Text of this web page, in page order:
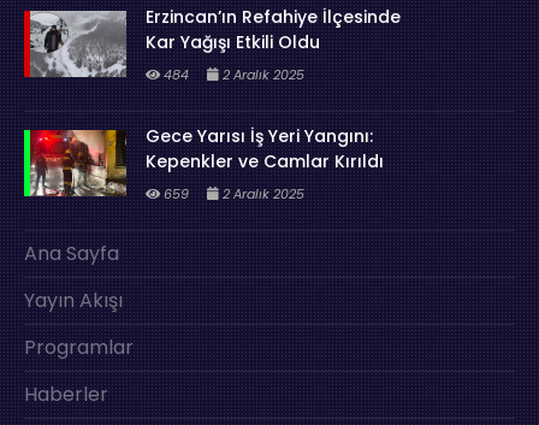
Erzincan’ın Refahiye İlçesinde
Kar Yağışı Etkili Oldu
484 2 Aralık 2025
Gece Yarısı İş Yeri Yangını:
Kepenkler ve Camlar Kırıldı
659 2 Aralık 2025
Ana Sayfa
Yayın Akışı
Programlar
Haberler